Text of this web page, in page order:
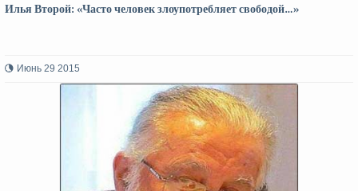
Илья Второй: «Часто человек злоупотребляет свободой…»
Июнь 29 2015